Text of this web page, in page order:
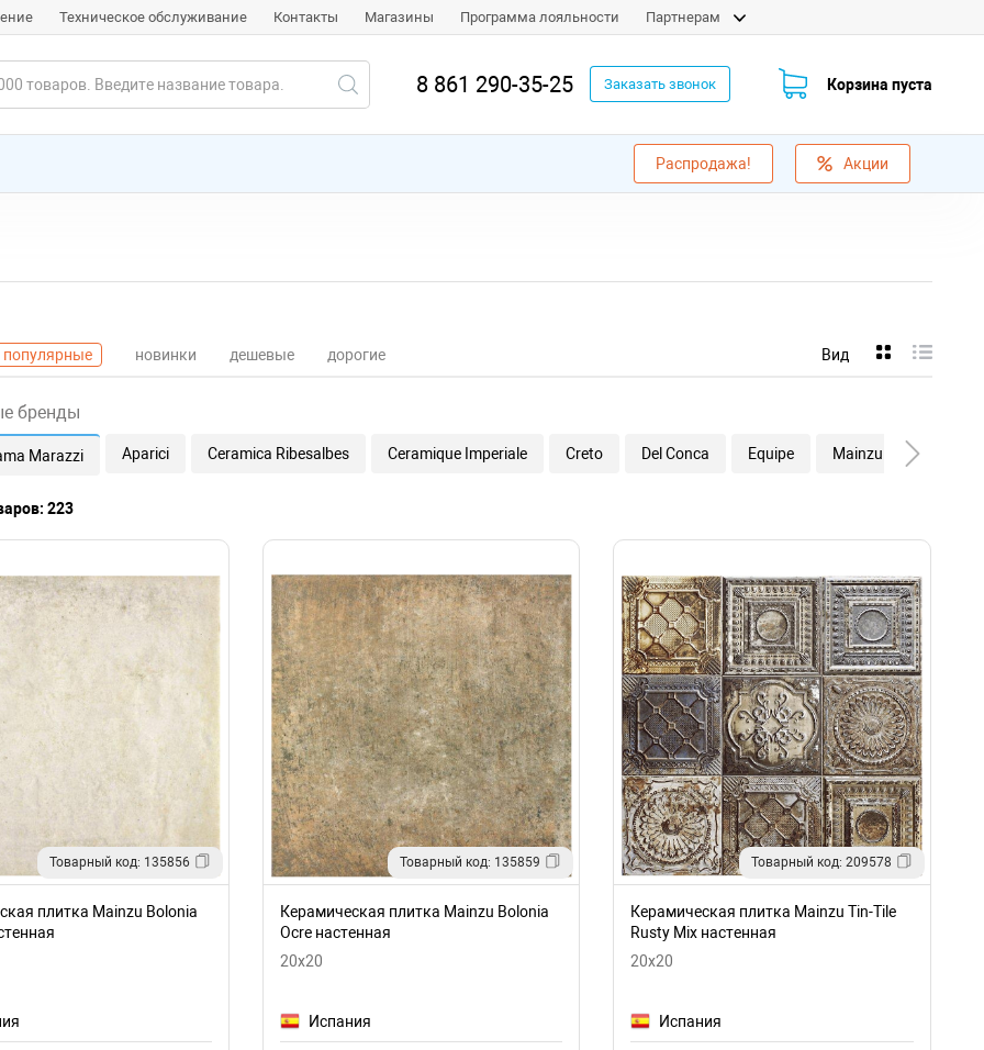
Техническое обслуживание Контакты Магазины Программа лояльности Партнерам
8 861 290-35-25 Заказать звонок Корзина пуста
Распродажа! Акции
популярные новинки дешевые дорогие Вид
бренды
Marazzi Aparici Ceramica Ribesalbes Ceramique Imperiale Creto Del Conca Equipe Mainzu
223
Товарный код: 135856
плитка Mainzu Bolonia
Товарный код: 135859
Керамическая плитка Mainzu Bolonia
Ocre настенная
20x20
Испания
Товарный код: 209578
Керамическая плитка Mainzu Tin-Tile
Rusty Mix настенная
20x20
Испания